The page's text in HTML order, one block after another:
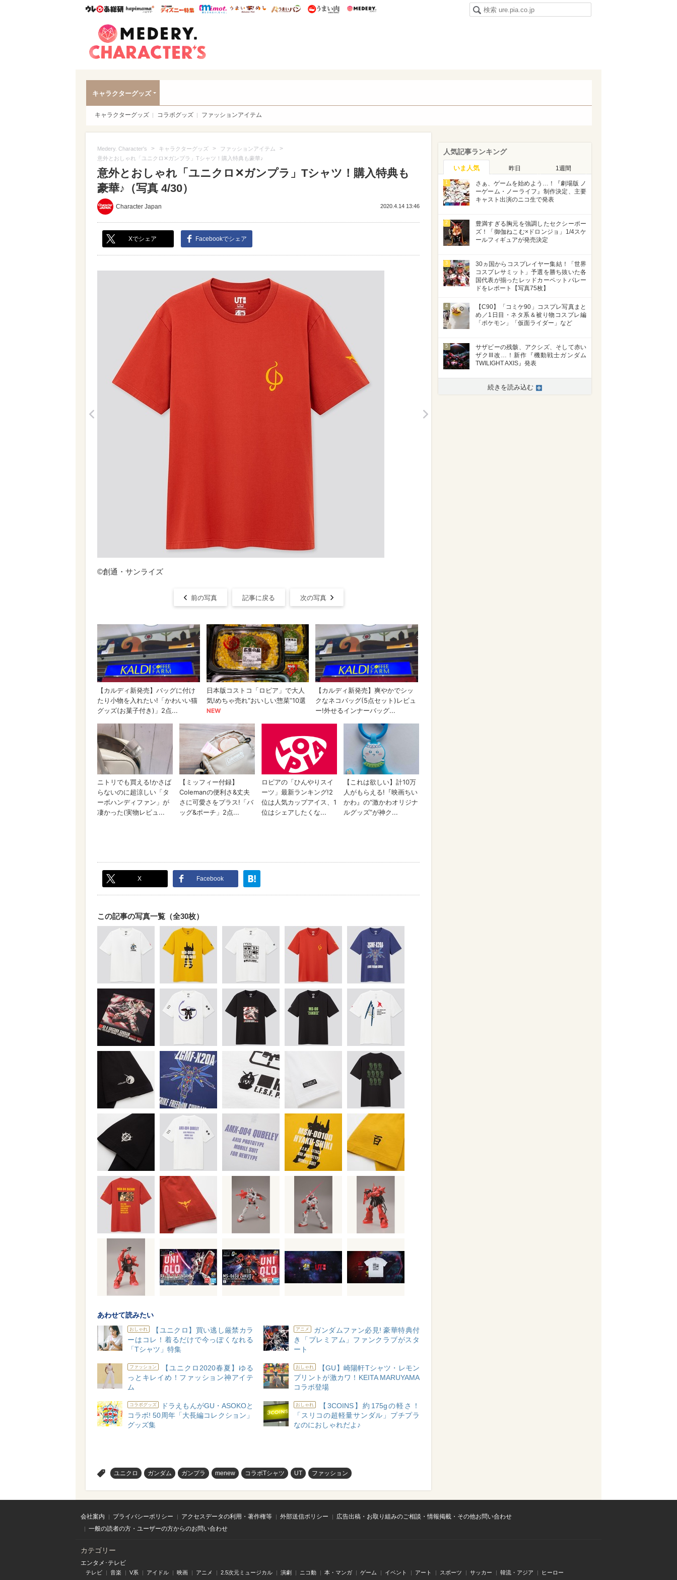
ウレぴあ総研ハピママ* ウレぴあ総研 ディズニー特集
mimot. うまいめし うまいパン うまい肉
キャラクターグッズ
キャラクターグッズ コラボグッズ ファッションアイテム
Medery. Character's > キャラクターグッズ > ファッションアイテム >
意外とおしゃれ「ユニクロ✕ガンプラ」Tシャツ！購入特典も豪華♪
意外とおしゃれ「ユニクロ✕ガンプラ」Tシャツ！購入特典も
豪華♪（写真 4/30）
Character Japan 2020.4.14 13:46
Xでシェア Facebookでシェア
©︎創通・サンライズ
前の写真 記事に戻る 次の写真
X Facebook
この記事の写真一覧（全30枚）
あわせて読みたい
おしゃれ
【ユニクロ】買い逃し厳禁カラ
ーはコレ！着るだけで今っぽくなれる
「Tシャツ」特集
アニメ
ガンダムファン必見! 豪華特典付
き「プレミアム」ファンクラブがスタ
ート
ファッション
【ユニクロ2020春夏】ゆる
っとキレイめ！ファッション神アイテ
ム
おしゃれ
【GU】崎陽軒Tシャツ・レモン
プリントが激カワ！KEITA MARUYAMA
コラボ登場
コラボグッズ
ドラえもんがGU・ASOKOと
コラボ! 50周年「大長編コレクション」
グッズ集
おしゃれ
【3COINS】約175gの軽さ！
「スリコの超軽量サンダル」プチプラ
なのにおしゃれだよ♪
ユニクロ ガンダム ガンプラ menew コラボTシャツ UT ファッション
人気記事ランキング
いま人気 昨日 1週間
1
さぁ、ゲームを始めよう…！『劇場版 ノ
ーゲーム・ノーライフ』制作決定、主要
キャスト出演のニコ生で発表
2
豊満すぎる胸元を強調したセクシーポー
ズ！「御伽ねこむ×ドロンジョ」1/4スケ
ールフィギュアが発売決定
3
30ヵ国からコスプレイヤー集結！「世界
コスプレサミット」予選を勝ち抜いた各
国代表が揃ったレッドカーペットパレー
ドをレポート【写真75枚】
4
【C90】「コミケ90」コスプレ写真まと
め／1日目・ネタ系＆被り物コスプレ編
「ポケモン」「仮面ライダー」など
5
サザビーの残骸、アクシズ、そして赤い
ザクIII改…！新作『機動戦士ガンダム
TWILIGHT AXIS』発表
続きを読み込む
会社案内 プライバシーポリシー アクセスデータの利用・著作権等 外部送信ポリシー
広告出稿・お取り組みのご相談・情報掲載・その他お問い合わせ
一般の読者の方・ユーザーの方からのお問い合わせ
カテゴリー
エンタメ･テレビ
テレビ 音楽 V系 アイドル 映画 アニメ 2.5次元ミュージカル 演劇 ニコ動 本・マンガ ゲーム イベント アート スポーツ サッカー 韓流・アジア ヒーロー